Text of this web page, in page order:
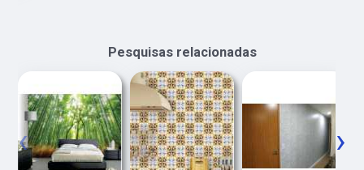
Pesquisas relacionadas
‹ ›